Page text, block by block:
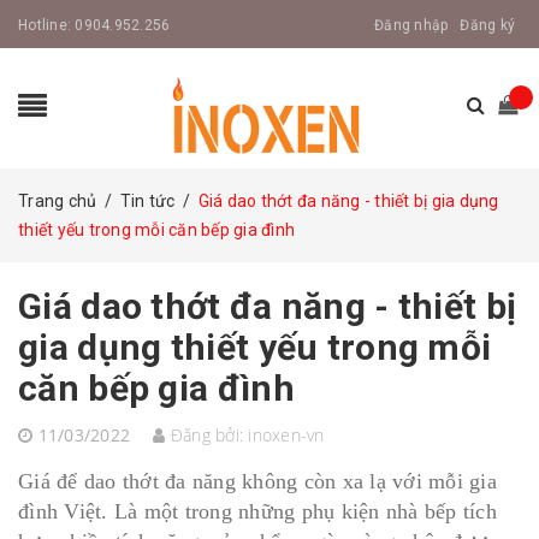
Hotline: 0904.952.256 Đăng nhập Đăng ký
Trang chủ / Tin tức / Giá dao thớt đa năng - thiết bị gia dụng
thiết yếu trong mỗi căn bếp gia đình
Giá dao thớt đa năng - thiết bị
gia dụng thiết yếu trong mỗi
căn bếp gia đình
11/03/2022 Đăng bởi: inoxen-vn
Giá để dao thớt đa năng không còn xa lạ với mỗi gia
đình Việt. Là một trong những phụ kiện nhà bếp tích